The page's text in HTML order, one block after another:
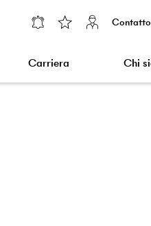
Contatto
Carriera Chi